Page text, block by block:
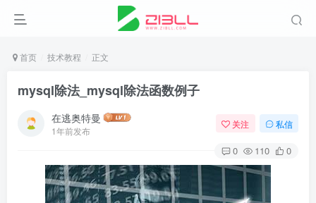
首页 技术教程 正文
mysql除法_mysql除法函数例子
在逃奥特曼
1年前发布
关注 私信
0 110 0